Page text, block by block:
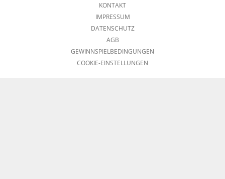
KONTAKT
IMPRESSUM
DATENSCHUTZ
AGB
GEWINNSPIELBEDINGUNGEN
COOKIE-EINSTELLUNGEN